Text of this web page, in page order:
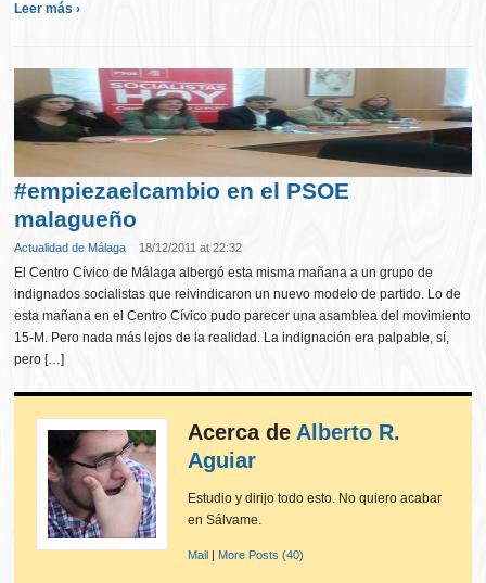
Leer más ›
#empiezaelcambio en el PSOE
malagueño
Actualidad de Málaga 18/12/2011 at 22:32
El Centro Cívico de Málaga albergó esta misma mañana a un grupo de
indignados socialistas que reivindicaron un nuevo modelo de partido. Lo de
esta mañana en el Centro Cívico pudo parecer una asamblea del movimiento
15-M. Pero nada más lejos de la realidad. La indignación era palpable, sí,
pero […]
Acerca de Alberto R.
Aguiar
Estudio y dirijo todo esto. No quiero acabar
en Sálvame.
Mail | More Posts (40)